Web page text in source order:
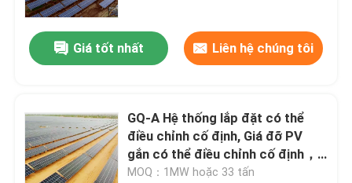
Sản phẩm
Video
Giá tốt nhất Liên hệ chúng tôi
GQ-A Hệ thống lắp đặt có thể
điều chỉnh cố định, Giá đỡ PV
gắn có thể điều chỉnh cố định，
Tuổi thọ của hệ thống: >25 năm
MOQ：1MW hoặc 33 tấn